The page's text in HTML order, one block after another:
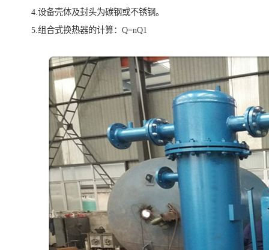
4.设备壳体及封头为碳钢或不锈钢。
5.组合式换热器的计算：Q=nQ1